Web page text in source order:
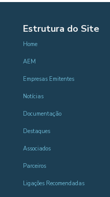
Estrutura do Site
Home
AEM
Empresas Emitentes
Notícias
Documentação
Destaques
Associados
Parceiros
Ligações Recomendadas